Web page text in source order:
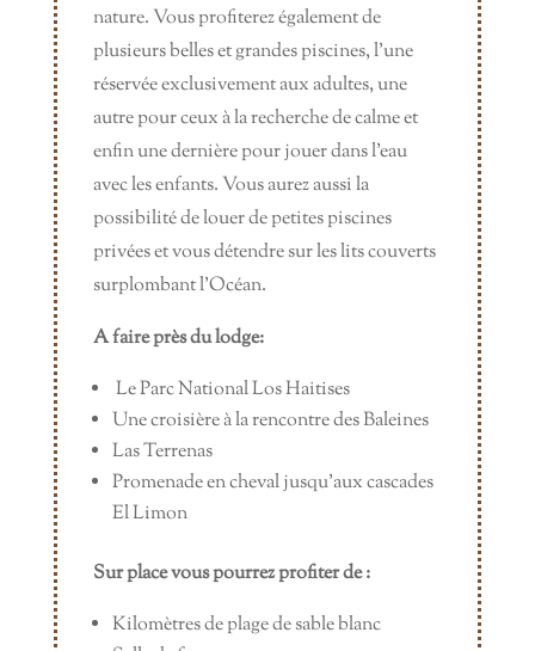
nature. Vous profiterez également de
plusieurs belles et grandes piscines, l’une
réservée exclusivement aux adultes, une
autre pour ceux à la recherche de calme et
enfin une dernière pour jouer dans l’eau
avec les enfants. Vous aurez aussi la
possibilité de louer de petites piscines
privées et vous détendre sur les lits couverts
surplombant l’Océan.
A faire près du lodge:
Le Parc National Los Haitises
Une croisière à la rencontre des Baleines
Las Terrenas
Promenade en cheval jusqu’aux cascades
El Limon
Sur place vous pourrez profiter de :
Kilomètres de plage de sable blanc